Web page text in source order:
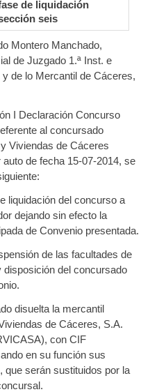
de liquidación
seis
Montero Manchado,
de Juzgado 1.ª Inst. e
y de lo Mercantil de Cáceres,
I Declaración Concurso
al concursado
Viviendas de Cáceres
de fecha 15-07-2014, se
liquidación del concurso a
dejando sin efecto la
de Convenio presentada.
de las facultades de
disposición del concursado
disuelta la mercantil
de Cáceres, S.A.
con CIF
en su función sus
que serán sustituidos por la